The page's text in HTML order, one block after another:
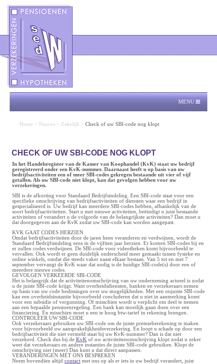
MENU
Home > Nieuws > Zakelijk > Check of uw SBI-code nog klopt
CHECK OF UW SBI-CODE NOG KLOPT
In het Handelsregister van de Kamer van Koophandel (KvK) staat uw bedrijf
geregistreerd onder een KvK-nummer. Daarnaast heeft u op basis van uw
bedrijfsactiviteiten een of meer SBI-codes gekregen bestaande uit vier of vijf
getallen. Als uw SBI-code niet klopt, kan dat gevolgen hebben voor uw
verzekeringen.
SBI is de afkorting voor Standaard Bedrijfsindeling. Een SBI-code staat voor een
specifieke omschrijving van bedrijfsactiviteiten of diensten waar een bedrijf in
gespecialiseerd is. Uw bedrijf kan meerdere SBI-codes hebben, afhankelijk van de
soort bedrijfsactiviteiten. Start u met nieuwe activiteiten, beëindigt u juist bestaande
activiteiten of verandert u de volgorde van de belangrijkste activiteiten? Dan moet u
dat doorgegeven aan de KvK zodat uw SBI-code kan worden aangepast.
KVK GAAT CODES HERZIEN
Omdat bedrijfsactiviteiten door de jaren heen veranderen en verdwijnen, wordt de
Standaard Bedrijfsindeling eens in de vijftien jaar herzien. Er komen SBI-codes bij en
er zullen codes verdwijnen. De SBI-code voor videotheken komt bijvoorbeeld te
vervallen. Ook wordt er geen duidelijk onderscheid meer gemaakt tussen fysieke en
online winkels, omdat die steeds vaker naast elkaar bestaan. Van 5 tot en met 7
september vervangt de KvK waar dat nodig is de huidige SBI-code(s) door een of
meerdere nieuwe codes.
GEVOLGEN VERKEERDE SBI-CODE
Het is belangrijk dat de activiteitenomschrijving van uw onderneming actueel is zodat
u de juiste SBI-code krijgt. Want overheidsdiensten, banken en verzekeraars nemen
op basis van uw code beslissingen over uw mogelijkheden. Met een onjuiste SBI-code
kan een overheidsinstantie bijvoorbeeld concluderen dat u niet in aanmerking komt
voor een subsidie of vergunning. Of misschien wordt u verplicht om deel te nemen
aan een bepaalde pensioenregeling. Een bank kan moeilijk gaan doen over een
financiering. En misschien moet u een te hoog btw-tarief in rekening brengen.
CONTROLEER UW SBI-CODE
Ook verzekeraars gebruiken uw SBI-code om de juiste premieberekening te maken
voor bijvoorbeeld uw aansprakelijkheidsverzekering. En loopt u schade op door een
bedrijfsactiviteit die niet vermeld staat bij uw KvK-nummer? Dan is dat niet
verzekerd. Check dus bij de KvK of uw activiteitenomschrijving klopt zodat u zeker
weet dat verzekeraars en andere instanties de juiste SBI-code gebruiken. Klopt de
omschrijving niet (meer) Dan kunt u dat direct aanpassen.
VERANDERINGEN MET ONS BESPREKEN
Neem bovendien altijd contact met ons op als er iets in uw bedrijf verandert, juist